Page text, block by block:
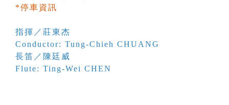
*停車資訊
指揮／莊東杰
Conductor: Tung-Chieh CHUANG
長笛／陳廷威
Flute: Ting-Wei CHEN